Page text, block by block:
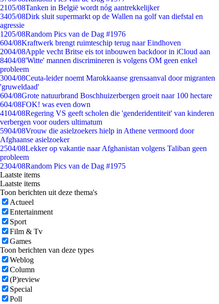
2105/08Tanken in België wordt nóg aantrekkelijker
3405/08Dirk sluit supermarkt op de Wallen na golf van diefstal en
agressie
1205/08Random Pics van de Dag #1976
604/08Kraftwerk brengt ruimteschip terug naar Eindhoven
2004/08Apple vecht Britse eis tot inbouwen backdoor in iCloud aan
8404/08'Witte' mannen discrimineren is volgens OM geen enkel
probleem
3004/08Ceuta-leider noemt Marokkaanse grensaanval door migranten
'gruweldaad'
604/08Grote natuurbrand Boschhuizerbergen groeit naar 100 hectare
604/08FOK! was even down
4104/08Regering VS geeft scholen die 'genderidentiteit' van kinderen
verbergen voor ouders ultimatum
5904/08Vrouw die asielzoekers hielp in Athene vermoord door
Afghaanse asielzoeker
2504/08Lekker op vakantie naar Afghanistan volgens Taliban geen
probleem
2304/08Random Pics van de Dag #1975
Laatste items
Laatste items
Toon berichten uit deze thema's
Actueel
Entertainment
Sport
Film & Tv
Games
Toon berichten van deze types
Weblog
Column
(P)review
Special
Poll